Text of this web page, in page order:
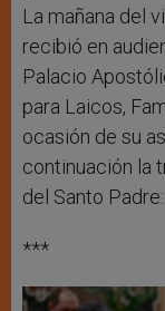
La mañana del
recibió en
Palacio
para Laicos,
ocasión de su
continuación la
del Santo Padre:
***